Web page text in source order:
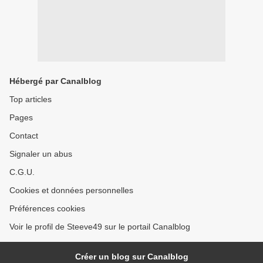
Hébergé par Canalblog
Top articles
Pages
Contact
Signaler un abus
C.G.U.
Cookies et données personnelles
Préférences cookies
Voir le profil de Steeve49 sur le portail Canalblog
Créer un blog sur Canalblog